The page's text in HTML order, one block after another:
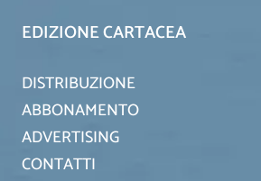
EDIZIONE CARTACEA
DISTRIBUZIONE
ABBONAMENTO
ADVERTISING
CONTATTI